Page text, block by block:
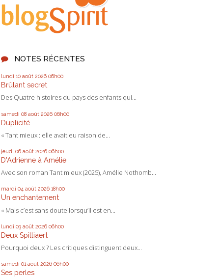
NOTES RÉCENTES
lundi 10 août 2026 06h00
Brûlant secret
Des Quatre histoires du pays des enfants qui...
samedi 08 août 2026 06h00
Duplicité
« Tant mieux : elle avait eu raison de...
jeudi 06 août 2026 06h00
D'Adrienne à Amélie
Avec son roman Tant mieux (2025), Amélie Nothomb...
mardi 04 août 2026 18h00
Un enchantement
« Mais c’est sans doute lorsqu’il est en...
lundi 03 août 2026 06h00
Deux Spilliaert
Pourquoi deux ? Les critiques distinguent deux...
samedi 01 août 2026 06h00
Ses perles